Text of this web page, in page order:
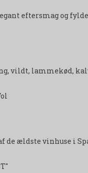
eftersmag og
vildt, lammekød,
de ældste vinhuse i